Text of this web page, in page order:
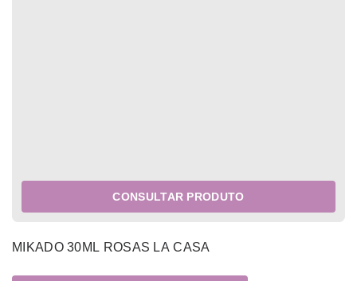
CONSULTAR PRODUTO
MIKADO 30ML ROSAS LA CASA